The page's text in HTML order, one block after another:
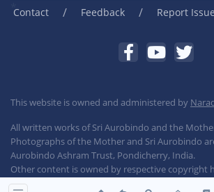
Contact / Feedback / Report Issue
This website is owned and administered by
All written works of Sri Aurobindo and the
Photographs of the Mother and Sri Aurobindo
Aurobindo Ashram Trust, Pondicherry, India.
Other content is owned by respective copyright